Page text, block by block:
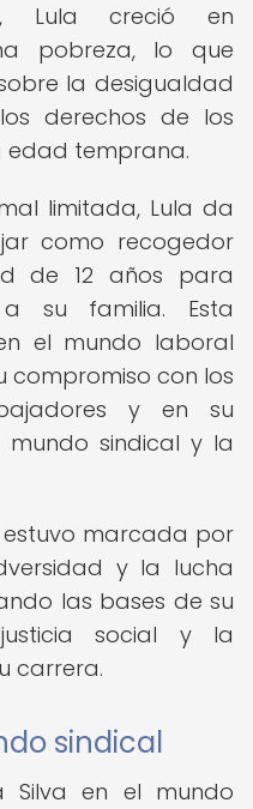
Lula creció en
pobreza, lo que
la desigualdad
derechos de los
edad temprana.
limitada, Lula da
como recogedor
de 12 años para
su familia. Esta
el mundo laboral
compromiso con los
y en su
mundo sindical y la
estuvo marcada por
y la lucha
las bases de su
social y la
carrera.
sindical
Silva en el mundo